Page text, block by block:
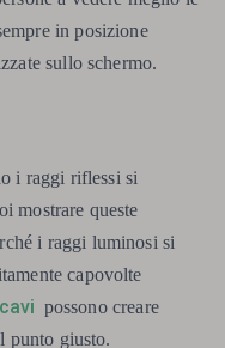
in posizione
sullo schermo.
i raggi riflessi si
mostrare queste
i raggi luminosi si
capovolte
possono creare
punto giusto.